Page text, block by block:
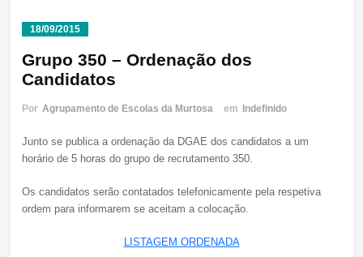
18/09/2015
Grupo 350 – Ordenação dos
Candidatos
Por Agrupamento de Escolas da Murtosa em Indefinido
Junto se publica a ordenação da DGAE dos candidatos a um
horário de 5 horas do grupo de recrutamento 350.
Os candidatos serão contatados telefonicamente pela respetiva
ordem para informarem se aceitam a colocação.
LISTAGEM ORDENADA